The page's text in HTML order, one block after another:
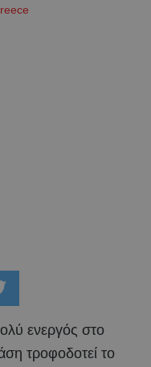
ενεργός στο
τροφοδοτεί το